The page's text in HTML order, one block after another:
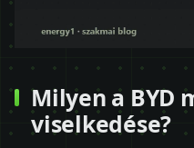
Milyen a BYD
viselkedése?